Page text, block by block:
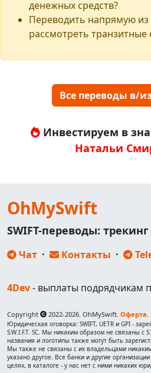
денежных средств?
Переводить напрямую из
рассмотреть транзитные
Все переводы в/
Инвестируем в
Натальи
OhMySwift
SWIFT-переводы:
Чат · Контакты ·
4Dev- выплаты подрядчикам
Copyright 2022-2026. OhMySwift. Оферта.
Юридическая оговорка: SWIFT, UETR и GPI -
S.W.I.F.T. SC. Мы никаким образом не связаны с
названия и логотипы также могут быть
Мы также не связаны с их владельцами
указано другое. Все банки и другие
целях, в каталоге - у нас нет с ними никаких